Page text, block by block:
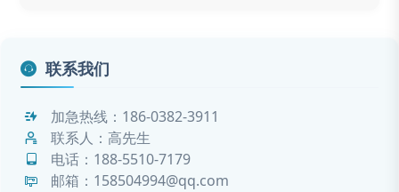
联系我们
加急热线： 186-0382-3911
联系人：高先生
电话： 188-5510-7179
邮箱：158504994@qq.com